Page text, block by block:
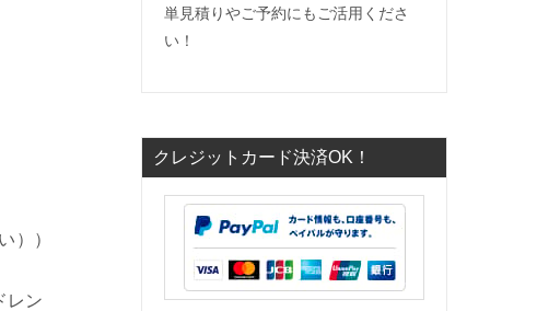
））
レン
単見積りやご予約にもご活用くださ
い！
クレジットカード決済OK！